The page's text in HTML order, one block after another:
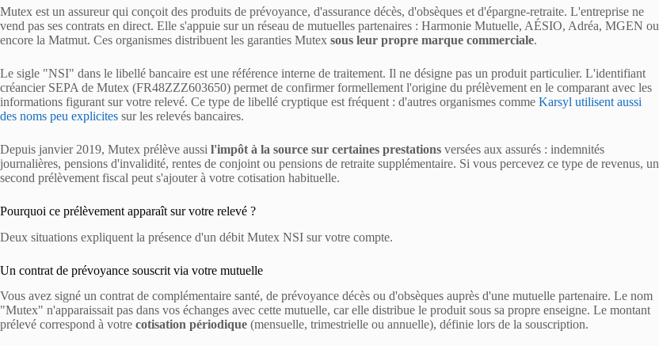
Mutex est un assureur qui conçoit des produits de prévoyance, d'assurance décès, d'obsèques et d'épargne-retraite. L'entreprise ne
vend pas ses contrats en direct. Elle s'appuie sur un réseau de mutuelles partenaires : Harmonie Mutuelle, AÉSIO, Adréa, MGEN ou
encore la Matmut. Ces organismes distribuent les garanties Mutex sous leur propre marque commerciale.
Le sigle "NSI" dans le libellé bancaire est une référence interne de traitement. Il ne désigne pas un produit particulier. L'identifiant
créancier SEPA de Mutex (FR48ZZZ603650) permet de confirmer formellement l'origine du prélèvement en le comparant avec les
informations figurant sur votre relevé. Ce type de libellé cryptique est fréquent : d'autres organismes comme Karsyl utilisent aussi
des noms peu explicites sur les relevés bancaires.
Depuis janvier 2019, Mutex prélève aussi l'impôt à la source sur certaines prestations versées aux assurés : indemnités
journalières, pensions d'invalidité, rentes de conjoint ou pensions de retraite supplémentaire. Si vous percevez ce type de revenus, un
second prélèvement fiscal peut s'ajouter à votre cotisation habituelle.
Pourquoi ce prélèvement apparaît sur votre relevé ?
Deux situations expliquent la présence d'un débit Mutex NSI sur votre compte.
Un contrat de prévoyance souscrit via votre mutuelle
Vous avez signé un contrat de complémentaire santé, de prévoyance décès ou d'obsèques auprès d'une mutuelle partenaire. Le nom
"Mutex" n'apparaissait pas dans vos échanges avec cette mutuelle, car elle distribue le produit sous sa propre enseigne. Le montant
prélevé correspond à votre cotisation périodique (mensuelle, trimestrielle ou annuelle), définie lors de la souscription.